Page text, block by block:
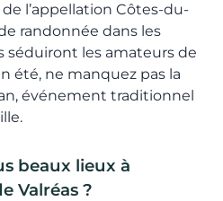
l’appellation Côtes-du-
randonnée dans les
séduiront les amateurs de
été, ne manquez pas la
événement traditionnel
beaux lieux à
Valréas ?